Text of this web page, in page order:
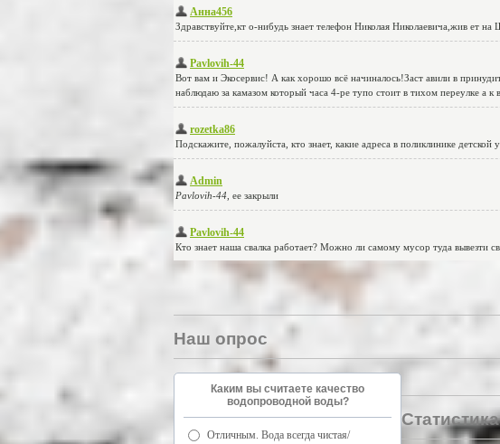
Наш опрос
Каким вы считаете качество
водопроводной воды?
Отличным. Вода всегда чистая/
Статистика